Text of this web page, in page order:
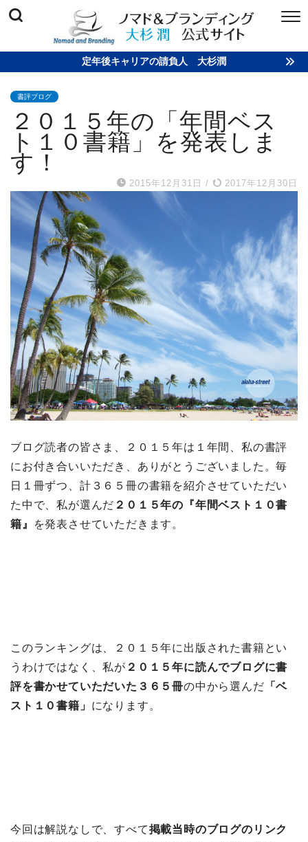
定年後キャリアの請負人 大杉潤
書評ブログ
２０１５年の「年間ベス
ト１０書籍」を発表しま
す！
2015年12月31日 / 2017年12月30日
ブログ読者の皆さま、２０１５年は１年間、私の書評
にお付き合いいただき、ありがとうございました。毎
日１冊ずつ、計３６５冊の書籍を紹介させていただい
た中で、私が選んだ ２０１５年の『年間ベスト１０書
籍』
を発表させていただきます。
このランキングは、２０１５年に出版された書籍とい
うわけではなく、私が ２０１５年に読んでブログに書
評を書かせていただいた３６５冊の中から選んだ 「ベ
スト１０書籍」 になります。
今回は解説なしで、すべて掲載当時のブログのリンク